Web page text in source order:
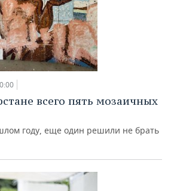
всего пять мозаичных
году, еще один решили не брать